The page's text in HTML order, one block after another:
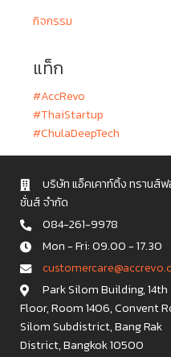
กิจกรรม
แท็ก
#AccRevo
#ThaiStartup
#ChulaDeepTech
บริษัท แอ็คเคาท์ติ้ง ทรานส์ฟ
ชั่นส์ จำกัด
084-261-9978
Mon - Fri: 09.00 - 17.30
c u s t o m e r c a r e @ a c c r e v o .
Park Silom Building, 14th
Floor, Room 1406, Convent
Silom Subdistrict, Bang Rak
District, Bangkok 10500